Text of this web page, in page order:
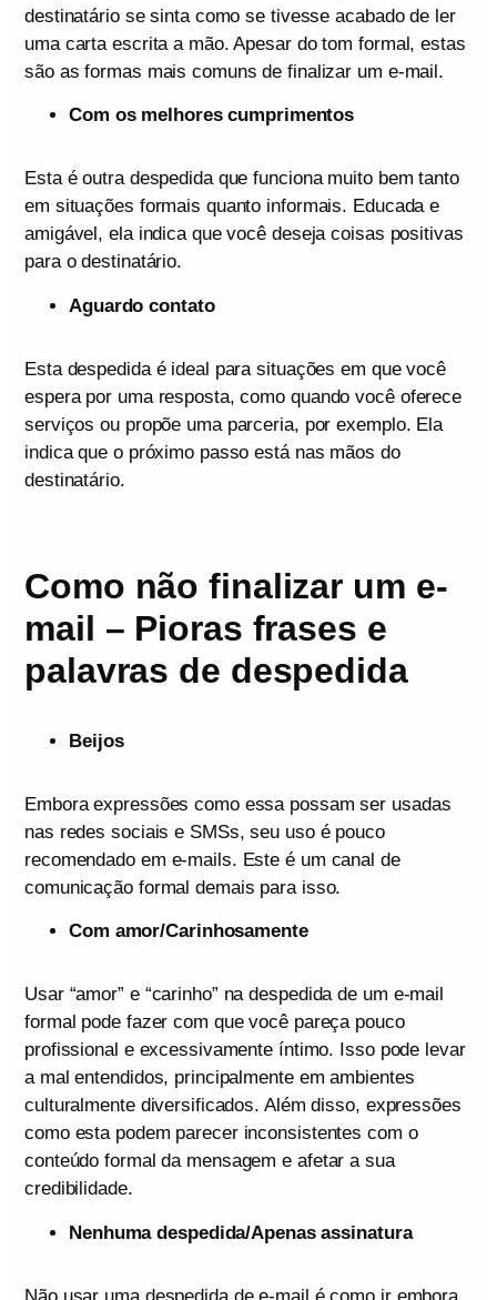
destinatário se sinta como se tivesse acabado de ler
uma carta escrita a mão. Apesar do tom formal, estas
são as formas mais comuns de finalizar um e-mail.
Com os melhores cumprimentos
Esta é outra despedida que funciona muito bem tanto
em situações formais quanto informais. Educada e
amigável, ela indica que você deseja coisas positivas
para o destinatário.
Aguardo contato
Esta despedida é ideal para situações em que você
espera por uma resposta, como quando você oferece
serviços ou propõe uma parceria, por exemplo. Ela
indica que o próximo passo está nas mãos do
destinatário.
Como não finalizar um e-
mail – Pioras frases e
palavras de despedida
Beijos
Embora expressões como essa possam ser usadas
nas redes sociais e SMSs, seu uso é pouco
recomendado em e-mails. Este é um canal de
comunicação formal demais para isso.
Com amor/Carinhosamente
Usar “amor” e “carinho” na despedida de um e-mail
formal pode fazer com que você pareça pouco
profissional e excessivamente íntimo. Isso pode levar
a mal entendidos, principalmente em ambientes
culturalmente diversificados. Além disso, expressões
como esta podem parecer inconsistentes com o
conteúdo formal da mensagem e afetar a sua
credibilidade.
Nenhuma despedida/Apenas assinatura
Não usar uma despedida de e-mail é como ir embora